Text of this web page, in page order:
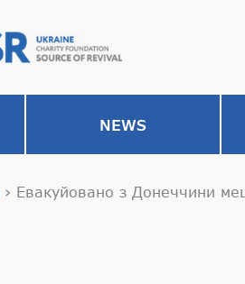
NEWS
› Евакуйовано з Донеччини